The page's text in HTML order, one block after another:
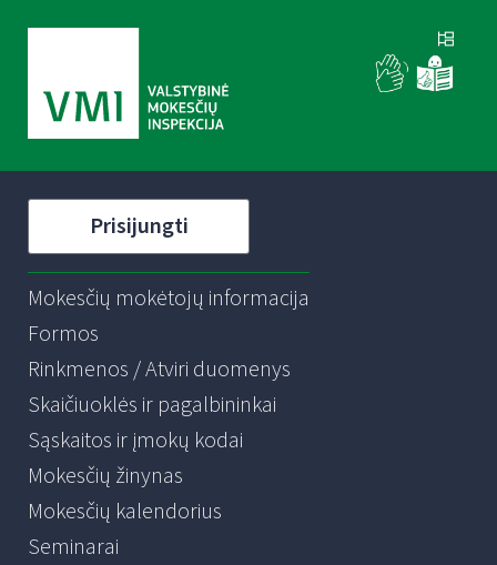
Prisijungti
Mokesčių mokėtojų informacija
Formos
Rinkmenos / Atviri duomenys
Skaičiuoklės ir pagalbininkai
Sąskaitos ir įmokų kodai
Mokesčių žinynas
Mokesčių kalendorius
Seminarai